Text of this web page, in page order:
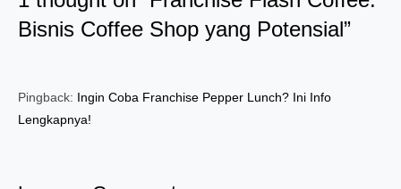
Bisnis Coffee Shop yang Potensial”
Pingback: Ingin Coba Franchise Pepper Lunch? Ini Info
Lengkapnya!